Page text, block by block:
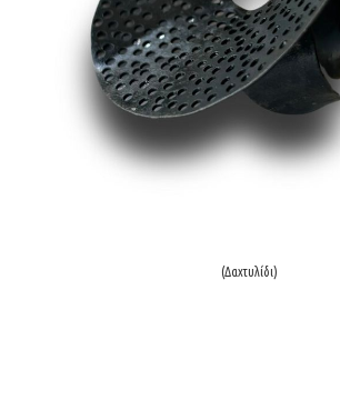
(Δαxτυλίδι)